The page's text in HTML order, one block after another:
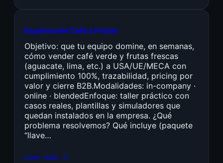
Exportación Café y Frutas
Objetivo: que tu equipo domine, en semanas,
cómo vender café verde y frutas frescas
(aguacate, lima, etc.) a USA/UE/MECA con
cumplimiento 100%, trazabilidad, pricing por
valor y cierre B2B.Modalidades: in-company ·
online · blendedEnfoque: taller práctico con
casos reales, plantillas y simuladores que
quedan instalados en la empresa. ¿Qué
problema resolvemos? Qué incluye (paquete
“llave…
Leer más →